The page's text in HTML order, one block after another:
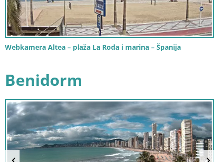
Webkamera Altea – plaža La Roda i marina – Španija
Benidorm